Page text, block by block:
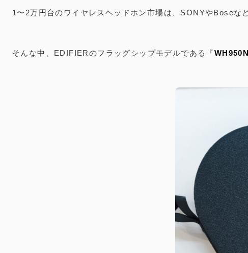
1〜2万円台のワイヤレスヘッドホン市場は、SONYやBoseな
そんな中、EDIFIERのフラッグシップモデルである『